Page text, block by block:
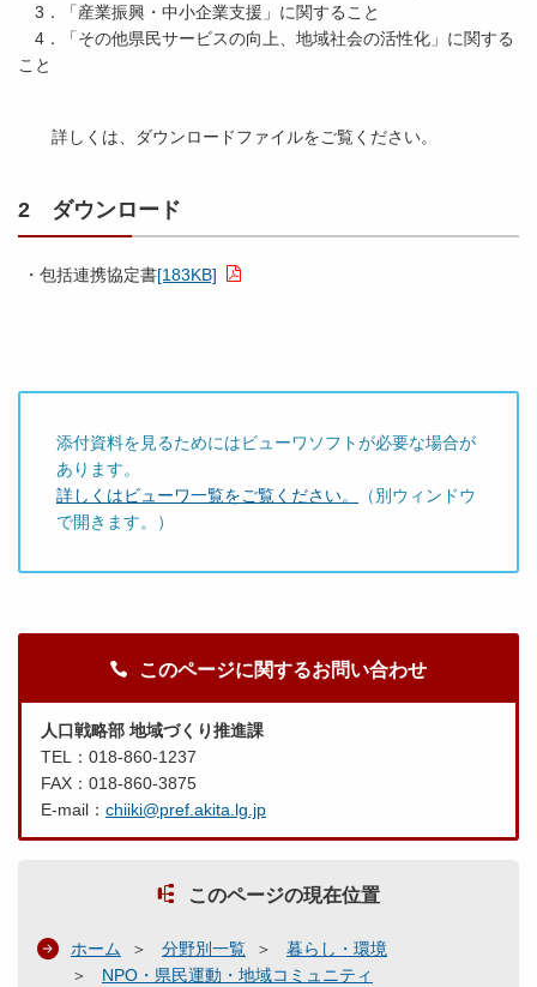
3．「産業振興・中小企業支援」に関すること
4．「その他県民サービスの向上、地域社会の活性化」に関する
こと
詳しくは、ダウンロードファイルをご覧ください。
2 ダウンロード
・包括連携協定書[183KB]
添付資料を見るためにはビューワソフトが必要な場合が
あります。
詳しくはビューワ一覧をご覧ください。
（別ウィンドウ
で開きます。）
このページに関するお問い合わせ
人口戦略部 地域づくり推進課
TEL：018-860-1237
FAX：018-860-3875
E-mail： chiiki@pref.akita.lg.jp
このページの現在位置
ホーム 分野別一覧
暮らし・環境
NPO・県民運動・地域コミュニティ